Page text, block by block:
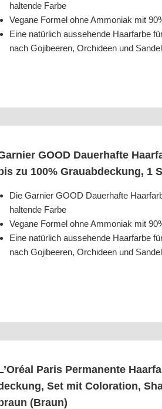
hal­ten­de Farbe
Vega­ne For­mel ohne Ammo­ni­ak mit
Eine natür­lich aus­se­hen­de Haar­far­be
nach Goji­bee­ren, Orchi­deen und
GOOD Dau­er­haf­te
bis zu 100% Grau­ab­de­ckung, 1
Die Gar­nier GOOD Dau­er­haf­te
hal­ten­de Farbe
Vega­ne For­mel ohne Ammo­ni­ak mit
Eine natür­lich aus­se­hen­de Haar­far­be
nach Goji­bee­ren, Orchi­deen und
Paris Per­ma­nen­te
Set mit Colo­ra­ti­on,
braun (Braun)